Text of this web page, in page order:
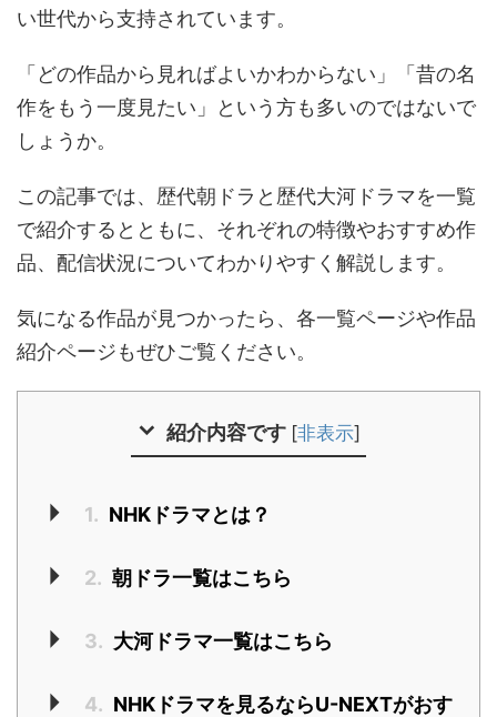
い世代から支持されています。
「どの作品から見ればよいかわからない」「昔の名
作をもう一度見たい」という方も多いのではないで
しょうか。
この記事では、歴代朝ドラと歴代大河ドラマを一覧
で紹介するとともに、それぞれの特徴やおすすめ作
品、配信状況についてわかりやすく解説します。
気になる作品が見つかったら、各一覧ページや作品
紹介ページもぜひご覧ください。
紹介内容です [非表示]
1. NHKドラマとは？
2. 朝ドラ一覧はこちら
3. 大河ドラマ一覧はこちら
4. NHKドラマを見るならU-NEXTがおす